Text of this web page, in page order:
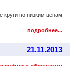
круги по низким ценам
подробнее...
21.11.2013